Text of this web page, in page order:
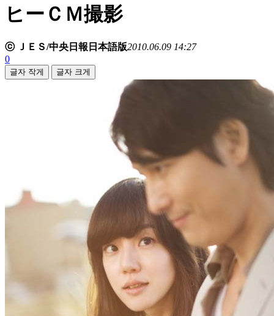
ヒーＣＭ撮影
ⓒ ＪＥＳ/中央日報日本語版2010.06.09 14:27
0
글자 작게 글자 크게